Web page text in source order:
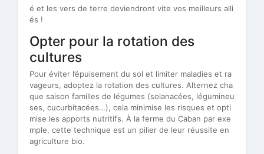
é et les vers de terre deviendront vite vos meilleurs alli
és !
Opter pour la rotation des
cultures
Pour éviter l’épuisement du sol et limiter maladies et ra
vageurs, adoptez la rotation des cultures. Alternez cha
que saison familles de légumes (solanacées, légumineu
ses, cucurbitacées…), cela minimise les risques et opti
mise les apports nutritifs. À la ferme du Caban par exe
mple, cette technique est un pilier de leur réussite en
agriculture bio.